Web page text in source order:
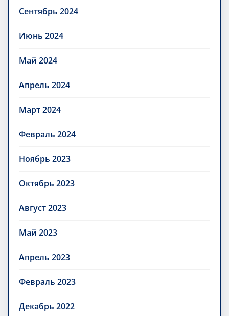
Сентябрь 2024
Июнь 2024
Май 2024
Апрель 2024
Март 2024
Февраль 2024
Ноябрь 2023
Октябрь 2023
Август 2023
Май 2023
Апрель 2023
Февраль 2023
Декабрь 2022